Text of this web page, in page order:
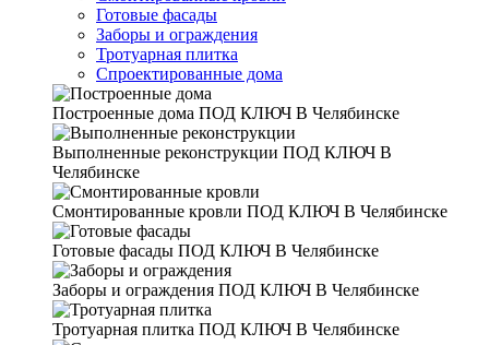
Готовые фасады
Заборы и ограждения
Тротуарная плитка
Спроектированные дома
Построенные дома ПОД КЛЮЧ В Челябинске
Выполненные реконструкции ПОД КЛЮЧ В
Челябинске
Смонтированные кровли ПОД КЛЮЧ В Челябинске
Готовые фасады ПОД КЛЮЧ В Челябинске
Заборы и ограждения ПОД КЛЮЧ В Челябинске
Тротуарная плитка ПОД КЛЮЧ В Челябинске